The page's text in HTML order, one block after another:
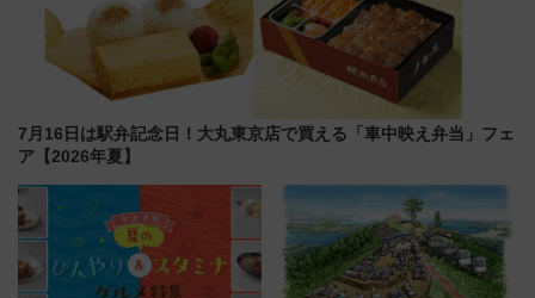
7月16日は駅弁記念日！大丸東京店で買える「車中映え弁当」フェ
ア【2026年夏】